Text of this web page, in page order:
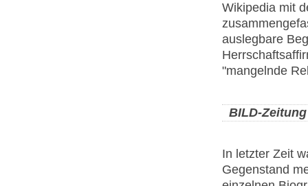
Wikipedia mit
auslegbare
"mangelnde
BILD-
In letzter Zeit
Gegenstand